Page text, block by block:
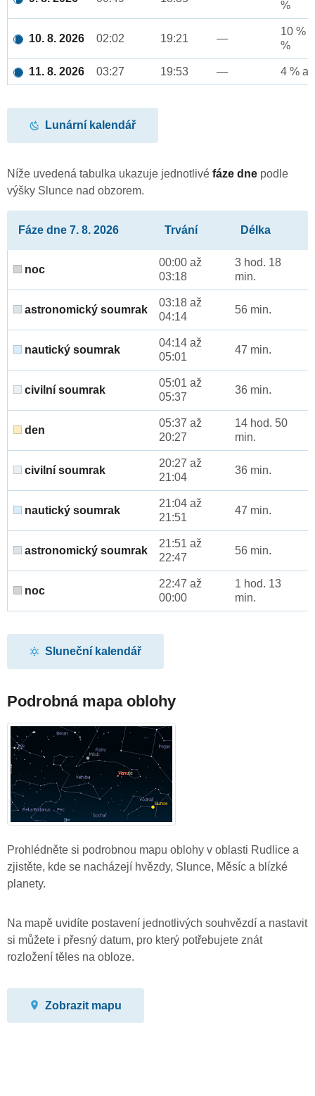
%
10. 8. 2026 02:02 19:21 —
10 %
%
11. 8. 2026 03:27 19:53 — 4 %
Lunární kalendář
Níže uvedená tabulka ukazuje jednotlivé fáze dne podle
výšky Slunce nad obzorem.
Fáze dne 7. 8. 2026 Trvání Délka
noc
00:00 až
03:18
3 hod. 18
min.
astronomický soumrak
03:18 až
04:14
56 min.
nautický soumrak
04:14 až
05:01
47 min.
civilní soumrak
05:01 až
05:37
36 min.
den
05:37 až
20:27
14 hod. 50
min.
civilní soumrak
20:27 až
21:04
36 min.
nautický soumrak
21:04 až
21:51
47 min.
astronomický soumrak
21:51 až
22:47
56 min.
noc
22:47 až
00:00
1 hod. 13
min.
Sluneční kalendář
Podrobná mapa oblohy
Prohlédněte si podrobnou mapu oblohy v oblasti Rudlice a
zjistěte, kde se nacházejí hvězdy, Slunce, Měsíc a blízké
planety.
Na mapě uvidíte postavení jednotlivých souhvězdí a nastavit
si můžete i přesný datum, pro který potřebujete znát
rozložení těles na obloze.
Zobrazit mapu